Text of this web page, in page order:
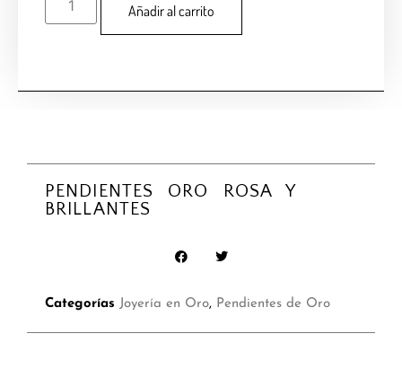
Añadir al carrito
PENDIENTES ORO ROSA Y
BRILLANTES
Categorías Joyería en Oro, Pendientes de Oro